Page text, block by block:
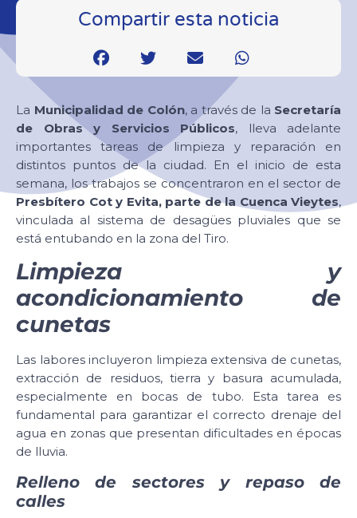
Compartir esta noticia
La Municipalidad de Colón, a través de la Secretaría
de Obras y Servicios Públicos, lleva adelante
importantes tareas de limpieza y reparación en
distintos puntos de la ciudad. En el inicio de esta
semana, los trabajos se concentraron en el sector de
Presbítero Cot y Evita, parte de la Cuenca Vieytes,
vinculada al sistema de desagües pluviales que se
está entubando en la zona del Tiro.
Limpieza y
acondicionamiento de
cunetas
Las labores incluyeron limpieza extensiva de cunetas,
extracción de residuos, tierra y basura acumulada,
especialmente en bocas de tubo. Esta tarea es
fundamental para garantizar el correcto drenaje del
agua en zonas que presentan dificultades en épocas
de lluvia.
Relleno de sectores y repaso de
calles